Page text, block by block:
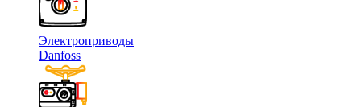
Электроприводы
Danfoss